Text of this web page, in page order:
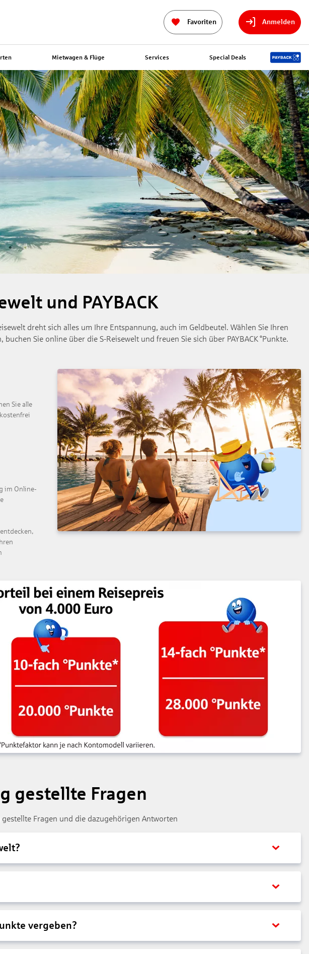
Favoriten Anmelden
Mietwagen & Flüge Services Special Deals
und PAYBACK
dreht sich alles um Ihre Entspannung, auch im Geldbeutel. Wählen Sie Ihren
Sie online über die S-Reisewelt und freuen Sie sich über PAYBACK °Punkte.
Sie alle
im Online-
gestellte Fragen
Fragen und die dazugehörigen Antworten
vergeben?